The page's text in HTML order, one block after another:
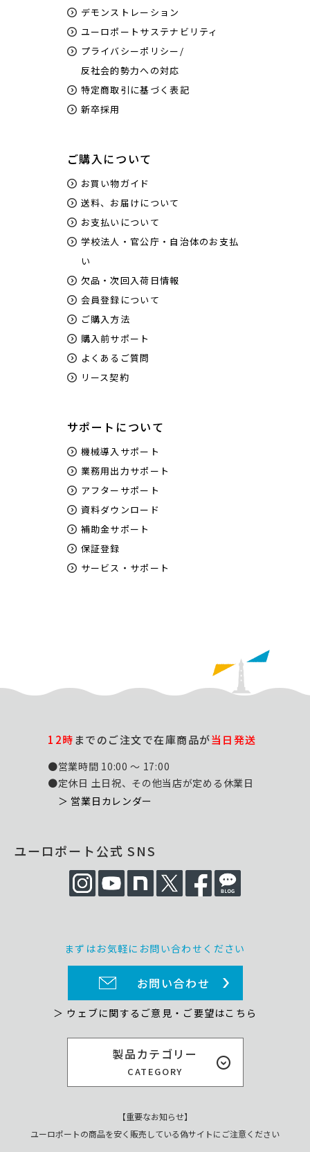
デモンストレーション
ユーロポートサステナビリティ
プライバシーポリシー/
反社会的勢力への対応
特定商取引に基づく表記
新卒採用
ご購入について
お買い物ガイド
送料、お届けについて
お支払いについて
学校法人・官公庁・自治体のお支払
い
欠品・次回入荷日情報
会員登録について
ご購入方法
購入前サポート
よくあるご質問
リース契約
サポートについて
機械導入サポート
業務用出力サポート
アフターサポート
資料ダウンロード
補助金サポート
保証登録
サービス・サポート
製品カテゴリー
CATEGORY
12時までのご注文で在庫商品が当日発送
●営業時間 10:00 ～ 17:00
●定休日 土日祝、その他当店が定める休業日
＞ 営業日カレンダー
ユーロポート公式 SNS
まずはお気軽にお問い合わせください
お問い合わせ
＞ ウェブに関するご意見・ご要望はこちら
【重要なお知らせ】
ユーロポートの商品を安く販売している偽サイトにご注意ください